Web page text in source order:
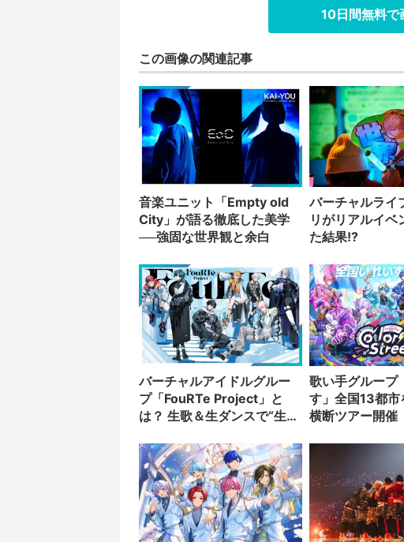
10日間無料で
この画像の関連記事
音楽ユニット「Empty old
City」が語る徹底した美学
──強固な世界観と余白
バーチャルライ
リがリアルイベ
た結果!?
バーチャルアイドルグルー
プ「FouRTe Project」と
は？ 生歌＆生ダンスで“生き
歌い手グループ
す」全国13都市
横断ツアー開催